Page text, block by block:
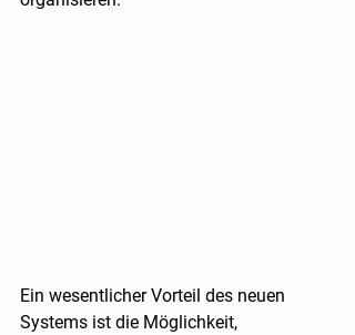
Ein wesentlicher Vorteil des neuen
Systems ist die Möglichkeit,